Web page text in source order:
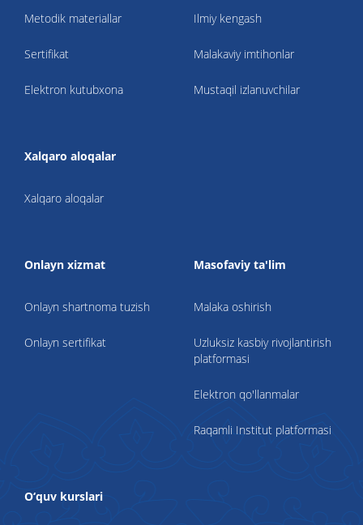
Metodik materiallar
Sertifikat
Elektron kutubxona
Ilmiy kengash
Malakaviy imtihonlar
Mustaqil izlanuvchilar
Xalqaro aloqalar
Xalqaro aloqalar
Onlayn xizmat
Onlayn shartnoma tuzish
Onlayn sertifikat
Masofaviy ta'lim
Malaka oshirish
Uzluksiz kasbiy rivojlantirish
platformasi
Elektron qo'llanmalar
Raqamli Institut platformasi
O‘quv kurslari